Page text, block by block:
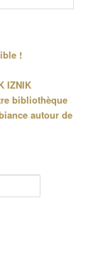
!
IZNIK
bibliothèque
autour de